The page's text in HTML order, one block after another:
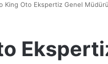
King Oto Ekspertiz Genel